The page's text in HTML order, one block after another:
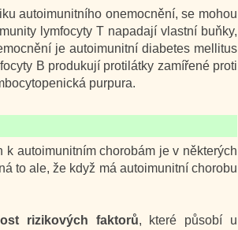
autoimunitního onemocnění, se mohou
lymfocyty T napadají vlastní buňky,
je autoimunitní diabetes mellitus
B produkují protilátky zamířené proti
purpura.
autoimunitním chorobám je v některých
to ale, že když má autoimunitní chorobu
rizikových faktorů, které působí u